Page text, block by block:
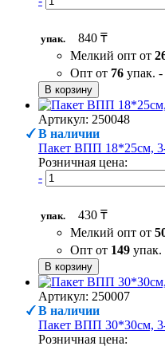
упак.
840 ₸
Мелкий опт от
Опт от 76 упак. -
В корзину
Артикул: 250048
В наличии
Пакет ВПП 18*25см,
Розничная цена:
-
упак.
430 ₸
Мелкий опт от
Опт от 149 упак.
В корзину
Артикул: 250007
В наличии
Пакет ВПП 30*30см,
Розничная цена: